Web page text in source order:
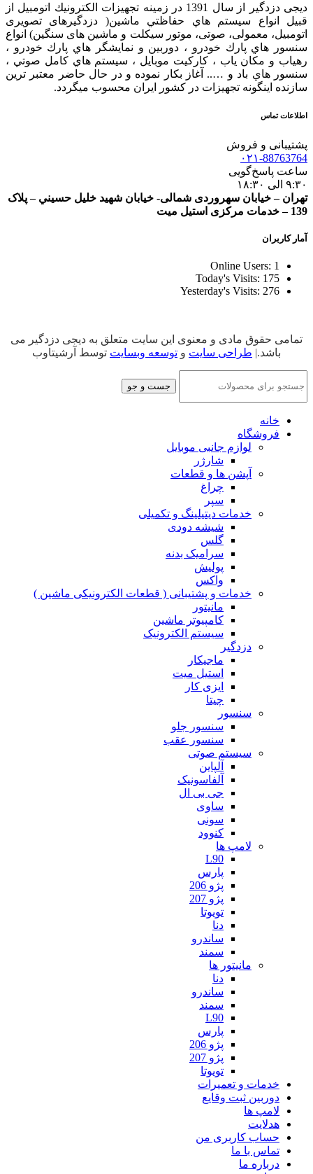
دیجی دزدگیر از سال 1391 در زمينه تجهيزات الكترونيك اتومبیل از
قبيل انواع سيستم هاي حفاظتي ماشین( دزدگيرهای تصویری
اتومبیل، معمولی، صوتی، موتور سیکلت و ماشین های سنگین) انواع
سنسور هاي پارك خودرو ، دوربين و نمايشگر هاي پارك خودرو ،
رهياب و مكان ياب ، كاركيت موبايل ، سيستم هاي كامل صوتي ،
سنسور هاي باد و ….. آغاز بكار نموده و در حال حاضر معتبر ترين
سازنده اينگونه تجهيزات در كشور ایران محسوب ميگردد.
اطلاعات تماس
پشتیبانی و فروش
۰۲۱-88763764
ساعت پاسخ‌گویی
۹:۳۰ الی ۱۸:۳۰
تهران – خيابان سهروردی شمالی- خيابان شهيد خليل حسيني – پلاک
139 – خدمات مرکزی استیل میت
آمار کاربران
Online Users: 1
Today's Visits: 175
Yesterday's Visits: 276
تمامی حقوق مادی و معنوی این سایت متعلق به دیجی دزدگیر می
باشد.| طراحی سایت و توسعه وبسایت توسط آرشیتاوب
جست و جو
خانه
فروشگاه
لوازم جانبی موبایل
شارژر
آپشن ها و قطعات
چراغ
سپر
خدمات دیتیلینگ و تکمیلی
شیشه دودی
گلس
سرامیک بدنه
پولیش
واکس
خدمات و پشتیبانی ( قطعات الکترونیکی ماشین )
مانیتور
کامپیوتر ماشین
سیستم الکترونیک
دزدگیر
ماجیکار
استیل میت
ایزی کار
چیتا
سنسور
سنسور جلو
سنسور عقب
سیستم صوتی
آلپاین
آلفاسونیک
جی بی ال
ساوی
سونی
کنوود
لامپ ها
L90
پارس
پژو 206
پژو 207
تویوتا
دنا
ساندرو
سمند
مانیتور ها
دنا
ساندرو
سمند
L90
پارس
پژو 206
پژو 207
تویوتا
خدمات و تعمیرات
دوربین ثبت وقایع
لامپ ها
هدلایت
حساب کاربری من
تماس با ما
درباره ما